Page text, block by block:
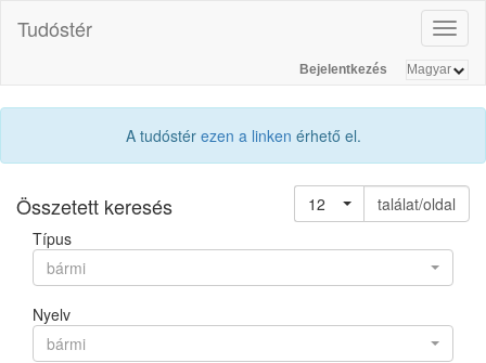
Tudóstér
Bejelentkezés
A tudóstér ezen a linken érhető el.
Összetett keresés 12
találat/oldal
Típus
bármi
Nyelv
bármi